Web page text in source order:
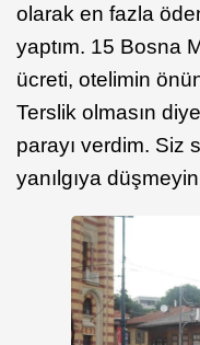
olarak en fazla
yaptım. 15 Bosna
ücreti, otelimin
Terslik olmasın
parayı verdim. Siz
yanılgıya